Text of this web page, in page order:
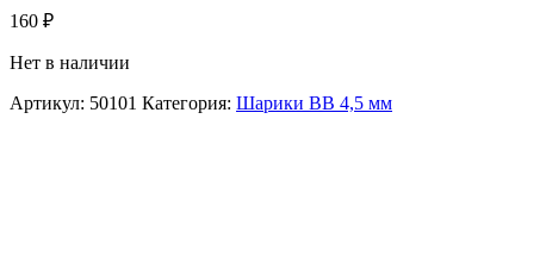
160 ₽
Нет в наличии
Артикул: 50101 Категория: Шарики BB 4,5 мм